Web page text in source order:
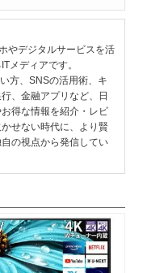
やデジタルサービスを活
メディアです。
方、SNSの活用術、キ
、金融アプリなど、日
得な情報を紹介・レビ
せない時代に、より賢
の視点から発信してい